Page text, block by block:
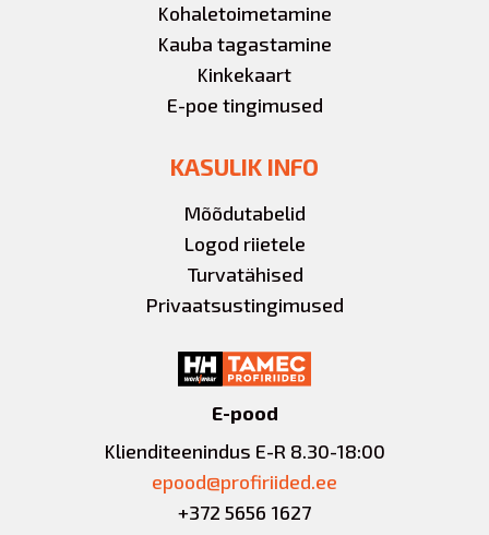
Kohaletoimetamine
Kauba tagastamine
Kinkekaart
E-poe tingimused
KASULIK INFO
Mõõdutabelid
Logod riietele
Turvatähised
Privaatsustingimused
E-pood
Klienditeenindus E-R 8.30-18:00
epood@profiriided.ee
+372 5656 1627